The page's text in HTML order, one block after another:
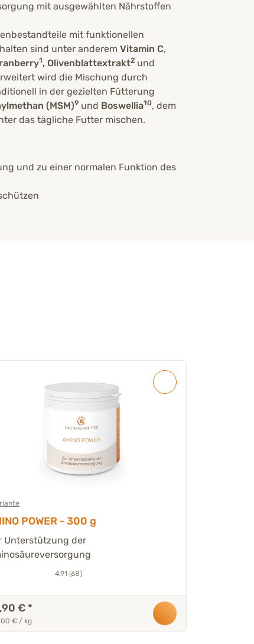
mit ausgewählten Nährstoffen
mit funktionellen
sind unter anderem Vitamin C,
1, Olivenblattextrakt2 und
wird die Mischung durch
in der gezielten Fütterung
(MSM)9 und Boswellia10, dem
das tägliche Futter mischen.
und zu einer normalen Funktion des
POWER - 300 g
Unterstützung der
4.91 (68)
€ *
€ / kg